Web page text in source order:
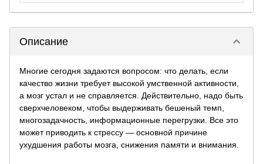
Описание keyboard_arrow_down
Многие сегодня задаются вопросом: что делать, если
качество жизни требует высокой умственной активности,
а мозг устал и не справляется. Действительно, надо быть
сверхчеловеком, чтобы выдерживать бешеный темп,
многозадачность, информационные перегрузки. Все это
может приводить к стрессу — основной причине
ухудшения работы мозга, снижения памяти и внимания.